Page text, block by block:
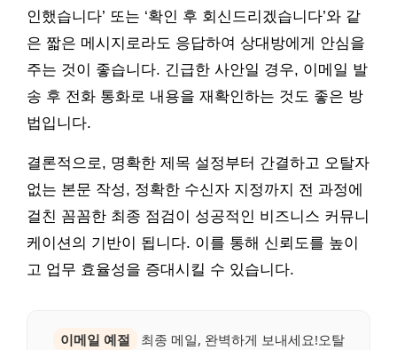
인했습니다’ 또는 ‘확인 후 회신드리겠습니다’와 같
은 짧은 메시지로라도 응답하여 상대방에게 안심을
주는 것이 좋습니다. 긴급한 사안일 경우, 이메일 발
송 후 전화 통화로 내용을 재확인하는 것도 좋은 방
법입니다.
결론적으로, 명확한 제목 설정부터 간결하고 오탈자
없는 본문 작성, 정확한 수신자 지정까지 전 과정에
걸친 꼼꼼한 최종 점검이 성공적인 비즈니스 커뮤니
케이션의 기반이 됩니다. 이를 통해 신뢰도를 높이
고 업무 효율성을 증대시킬 수 있습니다.
이메일 예절
최종 메일, 완벽하게 보내세요!오탈